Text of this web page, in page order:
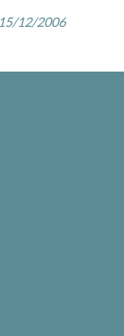
15/12/2006